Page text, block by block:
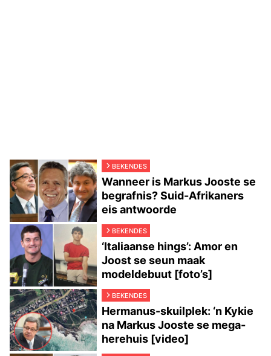
BEKENDES
Wanneer is Markus Jooste se
begrafnis? Suid-Afrikaners
eis antwoorde
BEKENDES
‘Italiaanse hings’: Amor en
Joost se seun maak
modeldebuut [foto’s]
BEKENDES
Hermanus-skuilplek: ‘n Kykie
na Markus Jooste se mega-
herehuis [video]